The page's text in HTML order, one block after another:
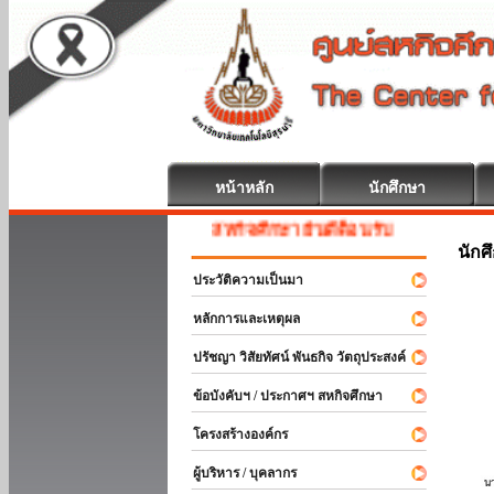
หน้าหลัก นักศึกษา
สหกิจศึกษา ยินดีต้อนรับ
ประวัติความเป็นมา
หลักการและเหตุผล
ปรัชญา วิสัยทัศน์ พันธกิจ วัตถุประสงค์
ข้อบังคับฯ / ประกาศฯ สหกิจศึกษา
โครงสร้างองค์กร
ผู้บริหาร / บุคลากร
นัก